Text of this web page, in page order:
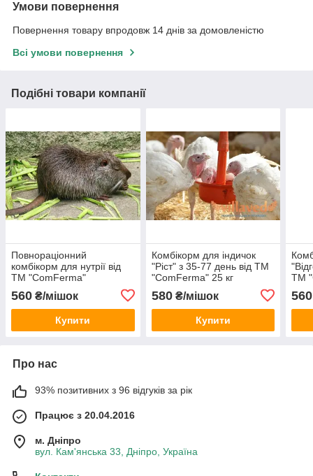
Умови повернення
Повернення товару впродовж 14 днів за домовленістю
Всі умови повернення
Подібні товари компанії
Повнораціонний
комбікорм для нутрії від
ТМ "ComFerma"
560 ₴/мішок
Купити
Комбікорм для індичок
"Ріст" з 35-77 день від ТМ
"ComFerma" 25 кг
580₴/мішок
Купити
ТМ
560
Про нас
93% позитивних з 96 відгуків за рік
Працює з 20.04.2016
м. Дніпро
вул. Кам'янська 33, Дніпро, Україна